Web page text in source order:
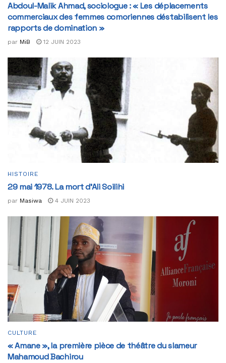
Abdoul-Malik Ahmad, sociologue : « Les déplacements
commerciaux des femmes comoriennes déstabilisent les
rapports de domination »
par MiB 12 JUIN 2023
HISTOIRE
29 mai 1978. La mort d’Ali Soilihi
par Masiwa 4 JUIN 2023
CULTURE
« Amane », la première pièce de théâtre du slameur
Mahamoud Bachirou